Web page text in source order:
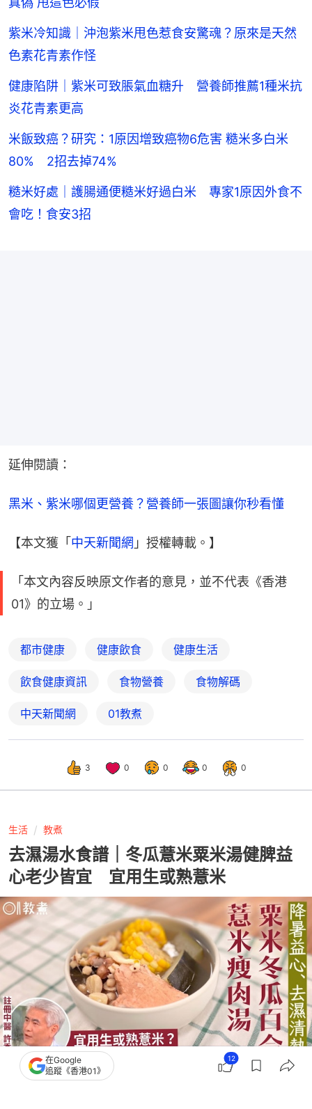
紫米冷知識｜沖泡紫米甩色惹食安驚魂？原來是天然
色素花青素作怪
健康陷阱｜紫米可致脹氣血糖升 營養師推薦1種米抗
炎花青素更高
米飯致癌？研究：1原因增致癌物6危害 糙米多白米
80% 2招去掉74%
糙米好處｜護腸通便糙米好過白米 專家1原因外食不
會吃！食安3招
延伸閱讀：
黑米、紫米哪個更營養？營養師一張圖讓你秒看懂
【本文獲「 中天新聞網 」授權轉載。】
「本文內容反映原文作者的意見，並不代表《香港
01》的立場。」
都市健康 健康飲食 健康生活
飲食健康資訊 食物營養 食物解碼
中天新聞網 01教煮
3 0 0 0 0
生活 教煮
去濕湯水食譜｜冬瓜薏米粟米湯健脾益
心老少皆宜 宜用生或熟薏米
撰文：黃翠衣
在Google
追蹤《香港01》
12